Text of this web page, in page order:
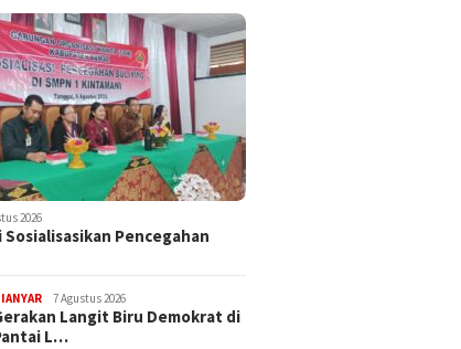
2026
Sosialisasikan Pencegahan
7 Agustus 2026
Langit Biru Demokrat di
L…